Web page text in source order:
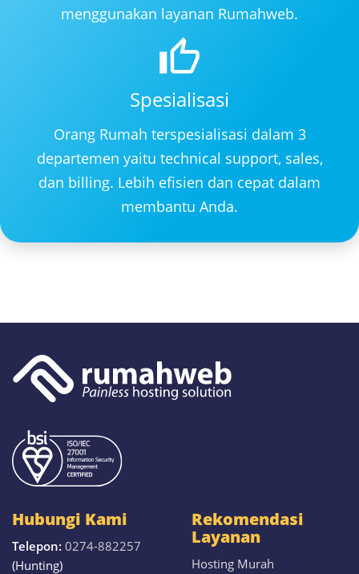
menggunakan layanan Rumahweb.
Spesialisasi
Orang Rumah terspesialisasi dalam 3
departemen yaitu technical support, sales,
dan billing. Lebih efisien dan cepat dalam
membantu Anda.
Hubungi Kami
Telepon: 0274-882257
(Hunting)
Rekomendasi
Layanan
Hosting Murah